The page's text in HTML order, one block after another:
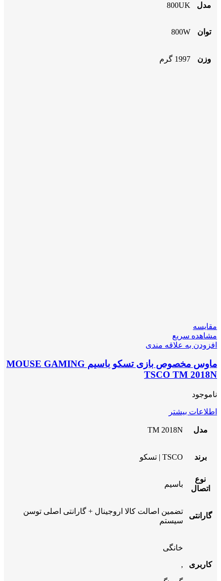
مدل 800UK
توان 800W
وزن 1997 گرم
مقایسه
مشاهده سریع
افزودن به علاقه مندی
ماوس مخصوص بازی تسکو باسیم MOUSE GAMING
TSCO TM 2018N
ناموجود
اطلاعات بیشتر
مدل TM 2018N
برند TSCO | تسکو
نوع
اتصال
باسیم
گارانتی
تضمین اصالت کالا اروجینال + گارانتی اصلی توسن
سیستم
کاربری
خانگی
,